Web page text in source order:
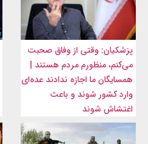
پزشکیان: وقتی از وفاق صحبت
می‌کنم، منظورم مردم هستند |
همسایگان ما اجازه ندادند عده‌ای
وارد کشور شوند و باعث
اغتشاش شوند